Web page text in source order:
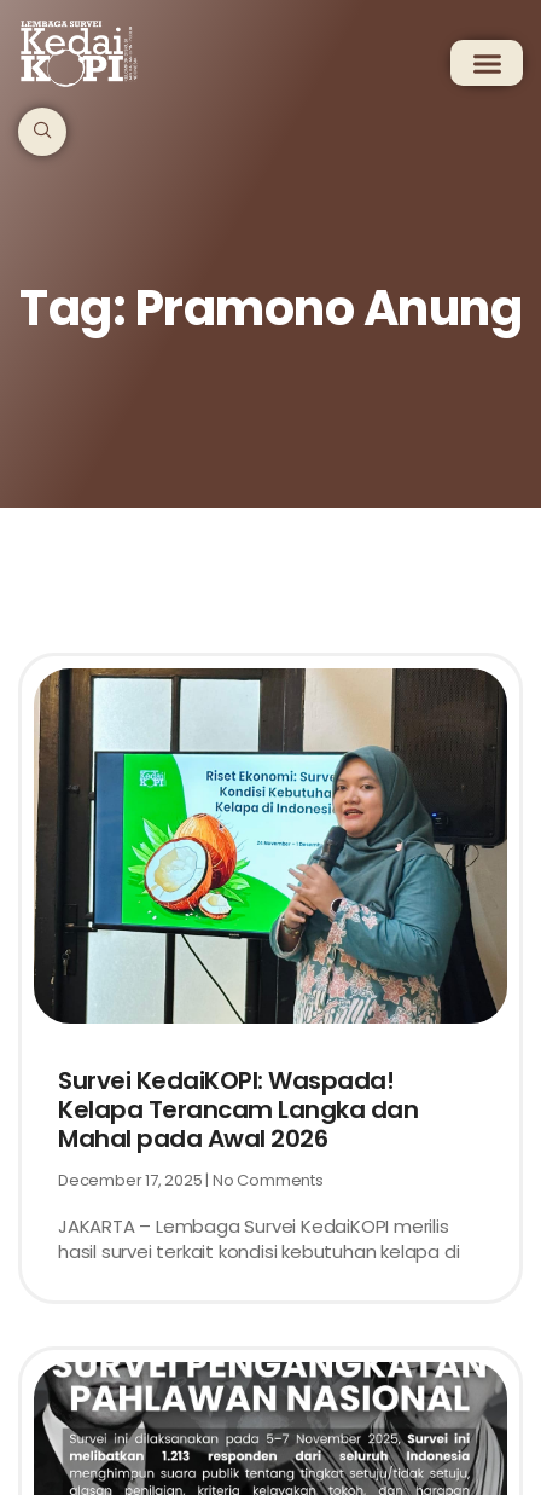
Tag: Pramono Anung
Survei KedaiKOPI: Waspada!
Kelapa Terancam Langka dan
Mahal pada Awal 2026
December 17, 2025 No Comments
JAKARTA – Lembaga Survei KedaiKOPI merilis
hasil survei terkait kondisi kebutuhan kelapa di